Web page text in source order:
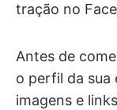
tração no
Antes de
o perfil da sua
imagens e